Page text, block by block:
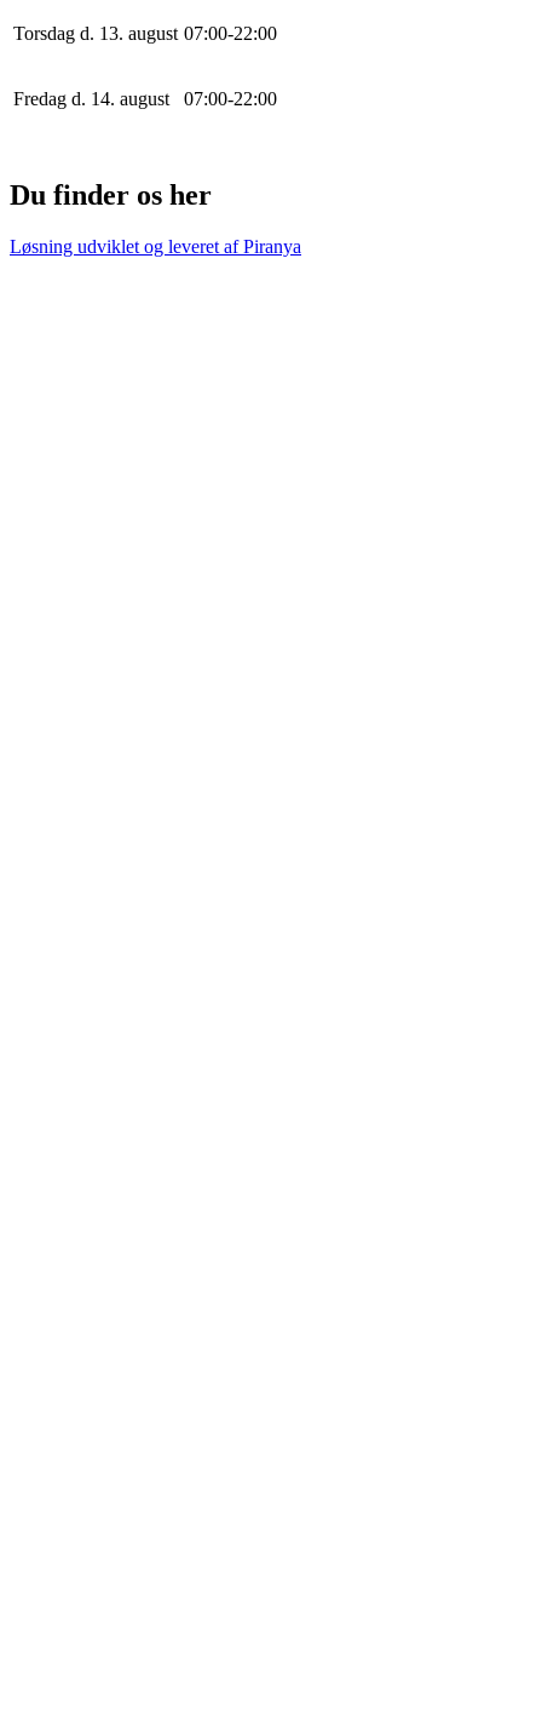
Torsdag d. 13. august 07:00-22:00
Fredag d. 14. august 07:00-22:00
Du finder os her
Løsning udviklet og leveret afPiranya